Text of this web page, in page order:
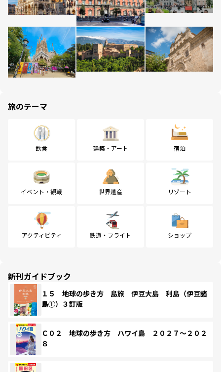
旅のテーマ
飲食 建築・アート 宿泊
イベント・観戦 世界遺産 リゾート
アクティビティ 鉄道・フライト ショップ
新刊ガイドブック
１５ 地球の歩き方 島旅 伊豆大島 利島（伊豆諸
島①）３訂版
Ｃ０２ 地球の歩き方 ハワイ島 ２０２７～２０２
８